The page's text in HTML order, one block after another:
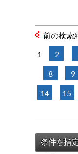
前の検索
1 2
8 9
14 15